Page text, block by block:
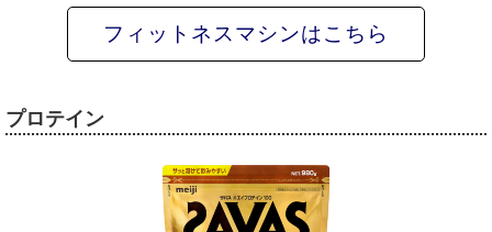
フィットネスマシンはこちら
プロテイン